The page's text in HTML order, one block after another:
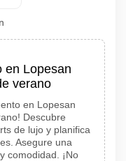
en Lopesan
verano
en Lopesan
Descubre
de lujo y planifica
Asegure una
comodidad. ¡No